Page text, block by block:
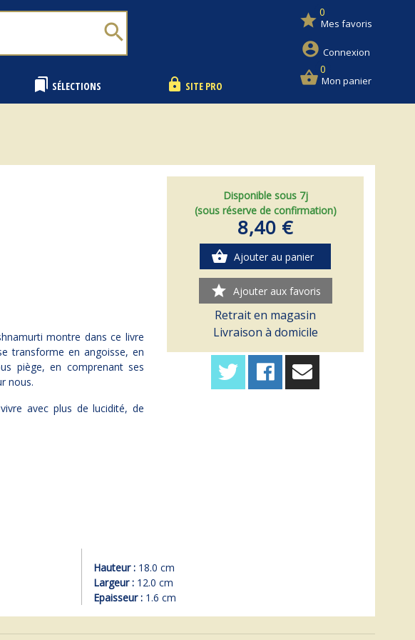
search
bookmarks SÉLECTIONS lock SITE PRO
star 0
Mes favoris
account_circle Connexion
shopping_basket0
Mon panier
montre dans ce livre
transforme en angoisse, en
piège, en comprenant ses
nous.
avec plus de lucidité, de
Disponible sous 7j
(sous réserve de confirmation)
8,40 €
shopping_basket Ajouter au panier
star Ajouter aux favoris
Retrait en magasin
Livraison à domicile
Hauteur : 18.0 cm
Largeur : 12.0 cm
Epaisseur : 1.6 cm